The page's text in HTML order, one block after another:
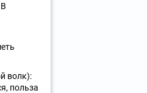
волк):
польза